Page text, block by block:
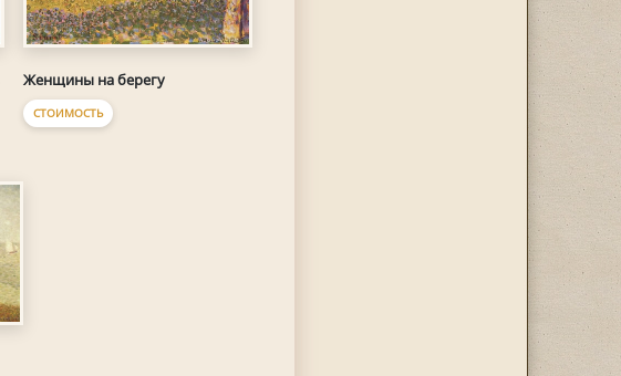
Женщины на берегу
СТОИМОСТЬ